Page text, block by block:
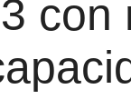
con